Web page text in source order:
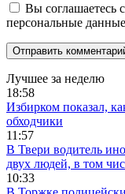
Вы соглашаетесь
персональные
Лучшее за неделю
18:58
Избирком показал,
обходчики
11:57
В Твери водитель
двух людей, в том
10:33